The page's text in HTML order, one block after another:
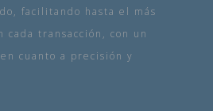
facilitando hasta el más
cada transacción, con un
cuanto a precisión y